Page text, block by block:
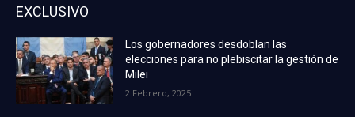
EXCLUSIVO
Los gobernadores desdoblan las
elecciones para no plebiscitar la gestión de
Milei
2 Febrero, 2025